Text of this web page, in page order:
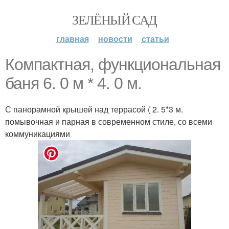
ЗЕЛЁНЫЙ САД
главная новости статьи
Компактная, функциональная
баня 6. 0 м * 4. 0 м.
С панорамной крышей над террасой ( 2. 5*3 м.
помывочная и парная в современном стиле, со всеми
коммуникациями